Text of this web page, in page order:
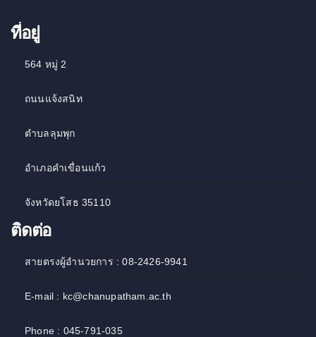
ที่อยู่
564 หมู่ 2
ถนนแจ้งสนิท
ตำบลลุมพุก
อำเภอคำเขื่อนแก้ว
จังหวัดยโสธ 35110
ติดต่อ
สายตรงผู้อำนวยการ : 08-2426-9941
E-mail : kc@chanupatham.ac.th
Phone : 045-791-035